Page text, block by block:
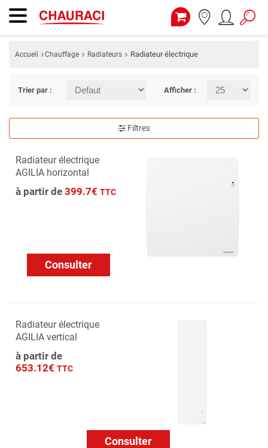
Accueil Chauffage Radiateurs Radiateur électrique
Trier par : Afficher :
Filtres
Radiateur électrique
AGILIA horizontal
à partir de 399.7€ TTC
Consulter
Radiateur électrique
AGILIA vertical
à partir de
653.12€ TTC
Consulter